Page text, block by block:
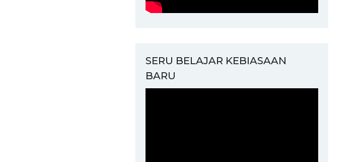
SERU BELAJAR KEBIASAAN
BARU